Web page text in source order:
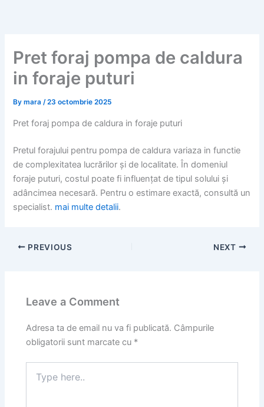
Pret foraj pompa de caldura
in foraje puturi
Bymara/23 octombrie 2025
Pret foraj pompa de caldura in foraje puturi
Pretul forajului pentru pompa de caldura variaza in functie
de complexitatea lucrărilor și de localitate. În domeniul
foraje puturi, costul poate fi influențat de tipul solului și
adâncimea necesară. Pentru o estimare exactă, consultă un
specialist. mai multe detalii.
PREVIOUS NEXT
Leave a Comment
Adresa ta de email nu va fi publicată. Câmpurile
obligatorii sunt marcate cu *
here..